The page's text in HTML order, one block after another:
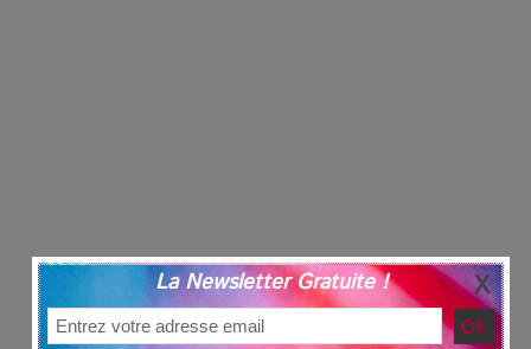
La Newsletter Gratuite !